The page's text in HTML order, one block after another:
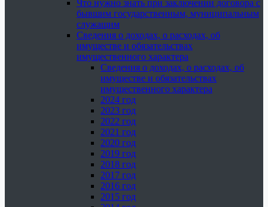
Что нужно знать при заключении договора с
бывшим государственным, муниципальным
служащим
Сведения о доходах, о расходах, об
имуществе и обязательствах
имущественного характера
Сведения о доходах, о расходах, об
имуществе и обязательствах
имущественного характера
2024 год
2023 год
2022 год
2021 год
2020 год
2019 год
2018 год
2017 год
2016 год
2015 год